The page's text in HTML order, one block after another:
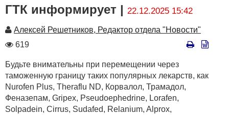
ГТК информирует | 22.12.2025 15:42
Автор
Алексей Решетников, Редактор отдела "Новости"
Количество
619
Будьте внимательны при перемещении через
таможенную границу таких популярных лекарств, как
Nurofen Plus, Theraflu ND, Корвалол, Трамадол,
Феназепам, Gripex, Pseudoephedrine, Lorafen,
Solpadein, Cirrus, Sudafed, Relanium, Alprox,